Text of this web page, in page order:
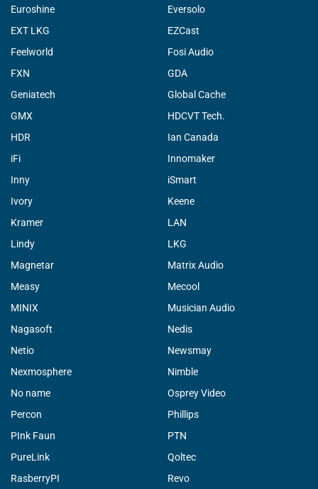
Euroshine
Eversolo
EXT LKG
EZCast
Feelworld
Fosi Audio
FXN
GDA
Geniatech
Global Cache
GMX
HDCVT Tech.
HDR
Ian Canada
iFi
Innomaker
Inny
iSmart
Ivory
Keene
Kramer
LAN
Lindy
LKG
Magnetar
Matrix Audio
Measy
Mecool
MINIX
Musician Audio
Nagasoft
Nedis
Netio
Newsmay
Nexmosphere
Nimble
No name
Osprey Video
Percon
Phillips
PInk Faun
PTN
PureLink
Qoltec
RasberryPI
Revo